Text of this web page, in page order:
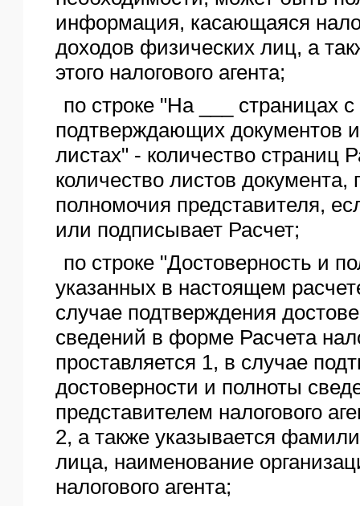
информация, касающаяся
доходов физических лиц, а
этого налогового агента;
по строке "На ___ страницах
подтверждающих документов
листах" - количество страниц
количество листов
полномочия представителя,
или подписывает Расчет;
по строке "Достоверность и
указанных в настоящем
случае подтверждения
сведений в форме Расчета
проставляется 1, в случае
достоверности и полноты
представителем налогового
2, а также указывается
лица, наименование
налогового агента;